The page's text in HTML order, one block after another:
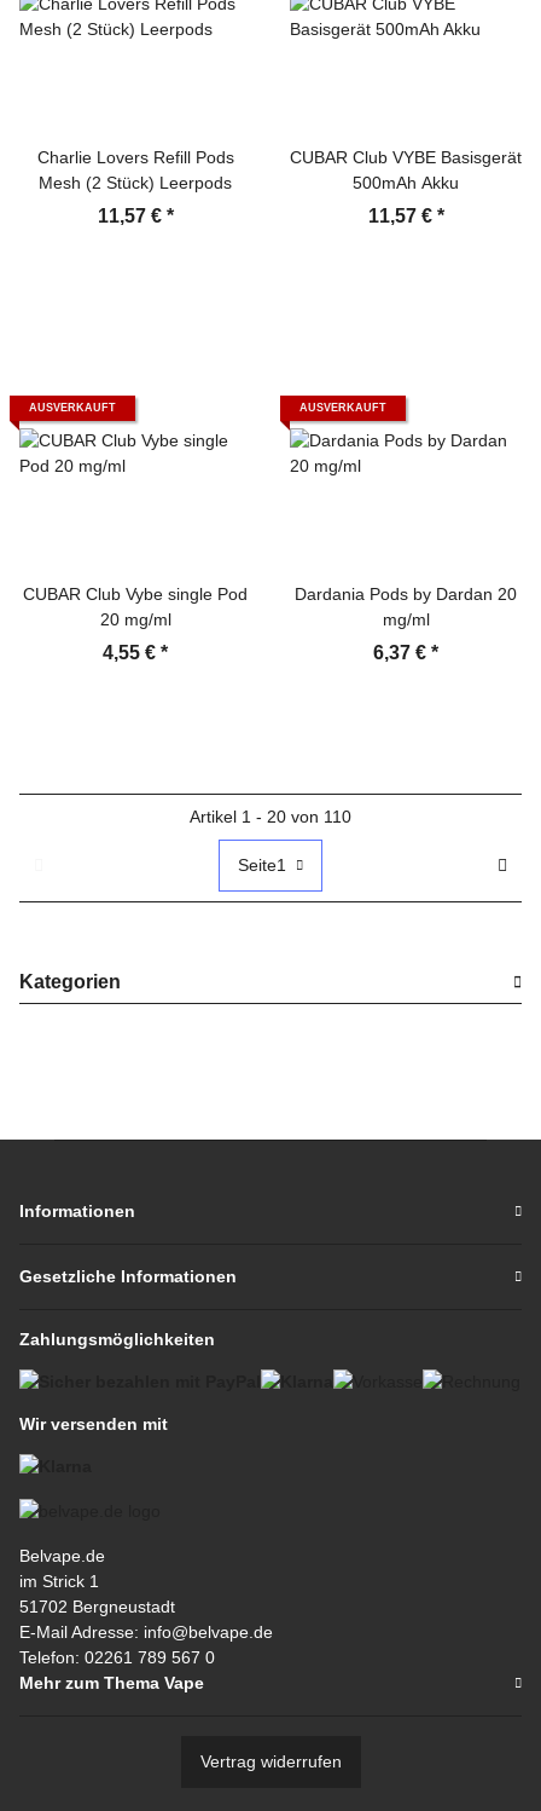
Charlie Lovers Refill Pods
Mesh (2 Stück) Leerpods
11,57 € *
CUBAR Club VYBE Basisgerät
500mAh Akku
11,57 € *
AUSVERKAUFT
CUBAR Club Vybe single Pod
20 mg/ml
4,55 € *
AUSVERKAUFT
Dardania Pods by Dardan 20
mg/ml
6,37 € *
Artikel 1 - 20 von 110
Seite1
Kategorien
Informationen
Gesetzliche Informationen
Zahlungsmöglichkeiten
Wir versenden mit
Belvape.de
im Strick 1
51702 Bergneustadt
E-Mail Adresse: info@belvape.de
Telefon: 02261 789 567 0
Mehr zum Thema Vape
Vertrag widerrufen